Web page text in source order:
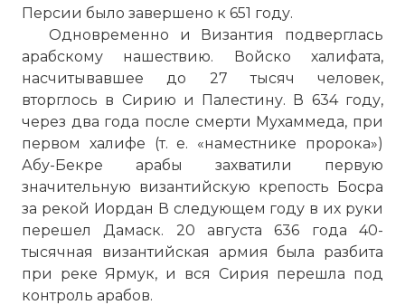
Персии было завершено к 651 году.
Одновременно и Византия подверглась
арабскому нашествию. Войско халифата,
насчитывавшее до 27 тысяч человек,
вторглось в Сирию и Палестину. В 634 году,
через два года после смерти Мухаммеда, при
первом халифе (т. е. «наместнике пророка»)
Абу-Бекре арабы захватили первую
значительную византийскую крепость Босра
за рекой Иордан В следующем году в их руки
перешел Дамаск. 20 августа 636 года 40-
тысячная византийская армия была разбита
при реке Ярмук, и вся Сирия перешла под
контроль арабов.